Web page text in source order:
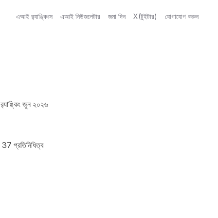
এআই র‍্যাঙ্কিংস এআই নিউজলেটার জমা দিন X(টুইটার) যোগাযোগ করুন
জুন ২০২৬
প্রতিনিধিত্ব